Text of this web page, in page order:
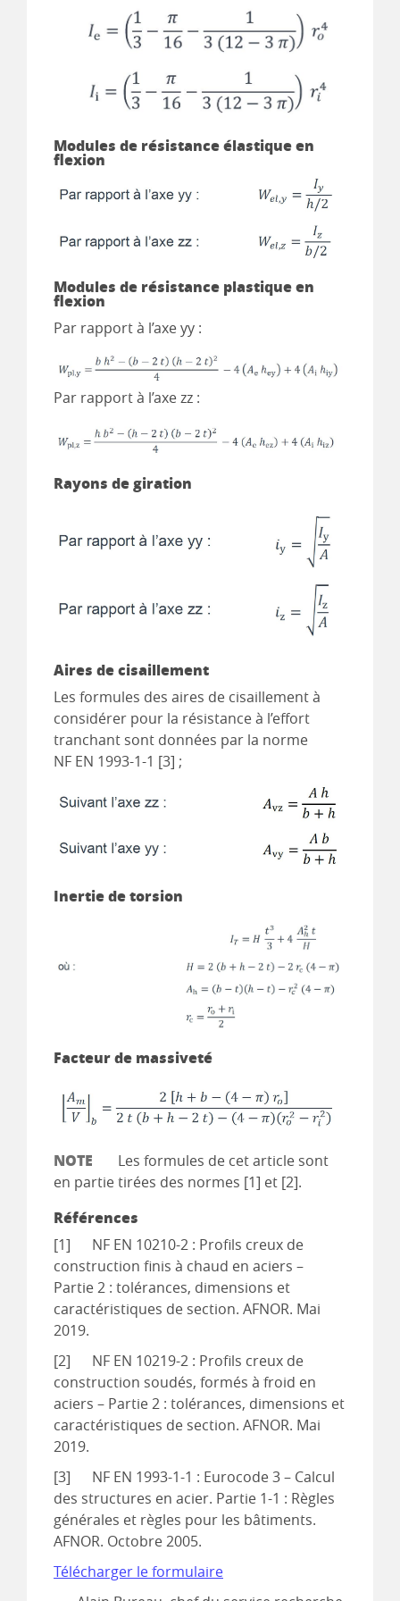
Modules de résistance élastique en
flexion
Modules de résistance plastique en
flexion
Par rapport à l’axe yy :
Par rapport à l’axe zz :
Rayons de giration
Aires de cisaillement
Les formules des aires de cisaillement à
considérer pour la résistance à l’effort
tranchant sont données par la norme
NF EN 1993-1-1 [3] ;
Inertie de torsion
Facteur de massiveté
NOTE Les formules de cet article sont
en partie tirées des normes [1] et [2].
Références
[1] NF EN 10210-2 : Profils creux de
construction finis à chaud en aciers –
Partie 2 : tolérances, dimensions et
caractéristiques de section. AFNOR. Mai
2019.
[2] NF EN 10219-2 : Profils creux de
construction soudés, formés à froid en
aciers – Partie 2 : tolérances, dimensions et
caractéristiques de section. AFNOR. Mai
2019.
[3] NF EN 1993-1-1 : Eurocode 3 – Calcul
des structures en acier. Partie 1-1 : Règles
générales et règles pour les bâtiments.
AFNOR. Octobre 2005.
Télécharger le formulaire